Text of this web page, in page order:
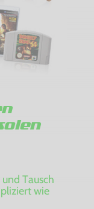
Tausch
wie